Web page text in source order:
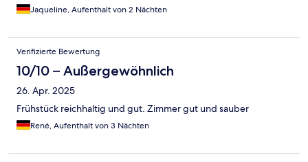
Jaqueline, Aufenthalt von 2 Nächten
Verifizierte Bewertung
10/10 – Außergewöhnlich
26. Apr. 2025
Frühstück reichhaltig und gut. Zimmer gut und sauber
René, Aufenthalt von 3 Nächten